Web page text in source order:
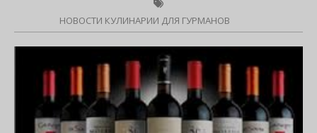
НОВОСТИ КУЛИНАРИИ ДЛЯ ГУРМАНОВ